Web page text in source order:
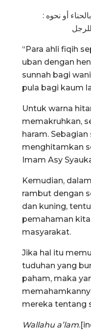
أو نحوه :
“Para ahli fiqih
uban dengan
sunnah bagi
pula bagi kaum
Untuk warna
memakruhkan,
haram.
menghitamkan
Imam Asy
Kemudian,
rambut dengan
dan kuning,
pemahaman
masyarakat.
Jika hal itu
tuduhan yang
paham, maka
mereka tentang
Wallahu a’lam